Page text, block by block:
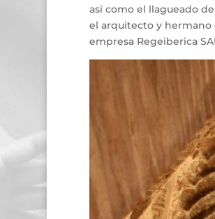
así como el llagueado
el arquitecto y hermano
empresa Regeiberica